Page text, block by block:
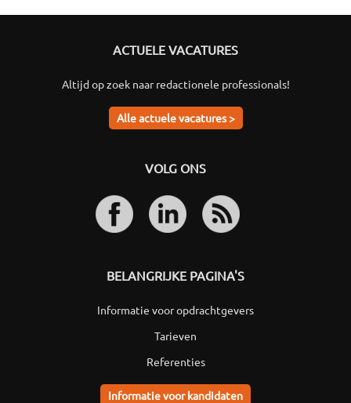
ACTUELE VACATURES
Altijd op zoek naar redactionele professionals!
Alle actuele vacatures >
VOLG ONS
BELANGRIJKE PAGINA'S
Informatie voor opdrachtgevers
Tarieven
Referenties
Informatie voor kandidaten